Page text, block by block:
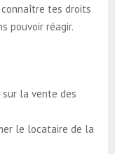
connaître tes droits
pouvoir réagir.
la vente des
le locataire de la